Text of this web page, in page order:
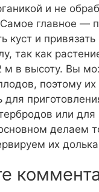
и не
главное —
куст и привязать
так как
м в высоту. Вы
поэтому
для
или для
делаем
их